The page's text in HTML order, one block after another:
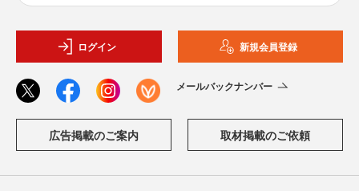
ログイン 新規会員登録
メールバックナンバー
広告掲載のご案内 取材掲載のご依頼